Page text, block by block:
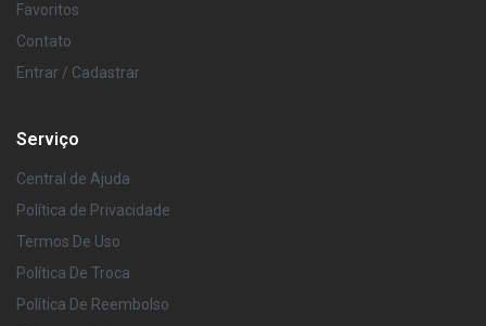
Favoritos
Contato
Entrar / Cadastrar
Serviço
Central de Ajuda
Política de Privacidade
Termos De Uso
Política De Troca
Política De Reembolso